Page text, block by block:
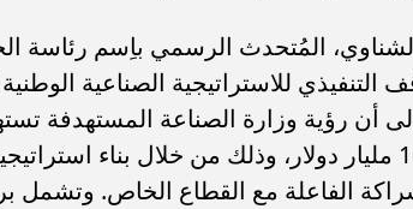
المُتحدث الرسمي باِسم رئاسة
أن رؤية وزارة الصناعة المستهدفة
البترولية لتصل إلى 100 مليار دولار، وذلك من خلال
الفاعلة مع القطاع الخاص. وتشمل